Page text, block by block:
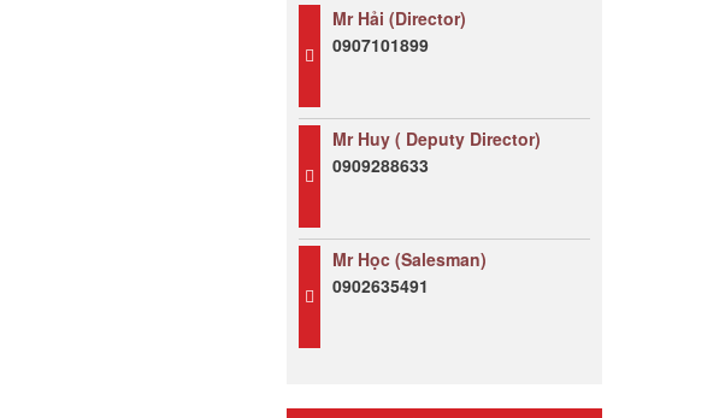
Mr Hải (Director)
0907101899
Mr Huy ( Deputy Director)
0909288633
Mr Học (Salesman)
0902635491